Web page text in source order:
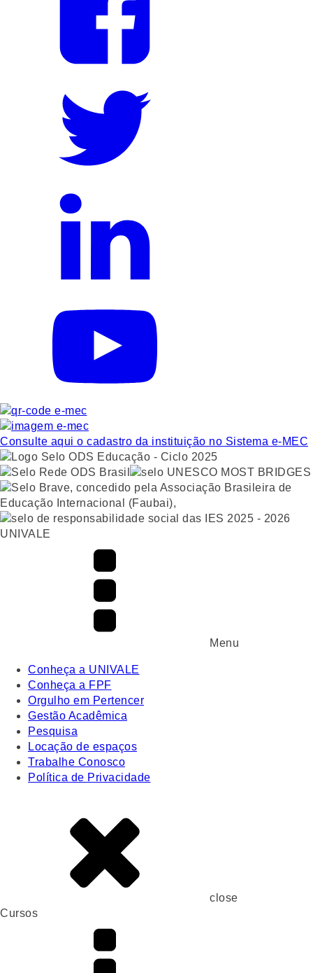
Consulte aqui o cadastro da instituição no Sistema e-MEC
UNIVALE
Menu
Conheça a UNIVALE
Conheça a FPF
Orgulho em Pertencer
Gestão Acadêmica
Pesquisa
Locação de espaços
Trabalhe Conosco
Política de Privacidade
close
Cursos